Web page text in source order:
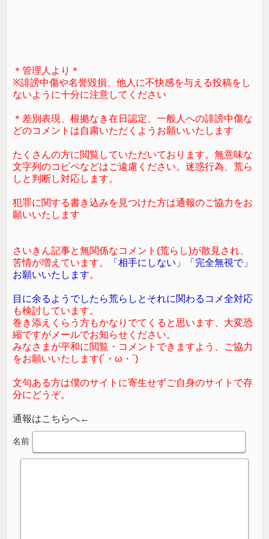
＊管理人より＊
※誹謗中傷や名誉毀損、他人に不快感を与える投稿をし
ないように十分に注意してください
＊差別表現、根拠なき在日認定、一般人への誹謗中傷な
どのコメントは自粛いただくようお願いいたします
たくさんの方に閲覧していただいております。無意味な
文字列のコピペなどはご遠慮ください。迷惑行為、荒ら
しと判断し対応します。
犯罪に関する書き込みを見つけた方は通報のご協力をお
願いいたします
さいきん記事と無関係なコメント(荒らし)が散見され、
苦情が増えています。
「相手にしない」「完全無視で」
お願いいたします。
目に余るようでしたら荒らしとそれに関わるコメ全対応
も検討しています。
巻き添えくらう方もかなりでてくると思います、大変恐
縮ですがメールでお知らせください。
みなさまが平和に閲覧・コメントできますよう、ご協力
をお願いいたします(´・ω・`)
文句ある方は僕のサイトに寄生せずご自身のサイトで存
分にどうぞ。
通報はこちらへ←
名前